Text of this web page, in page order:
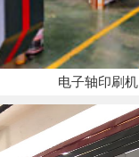
电子轴印刷机